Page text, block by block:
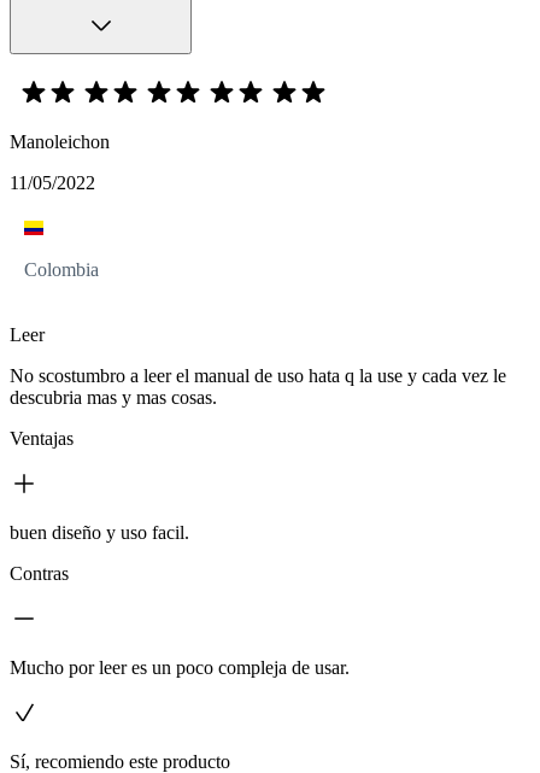
Manoleichon
11/05/2022
Colombia
Leer
No scostumbro a leer el manual de uso hata q la use y cada vez le
descubria mas y mas cosas.
Ventajas
buen diseño y uso facil.
Contras
Mucho por leer es un poco compleja de usar.
Sí, recomiendo este producto